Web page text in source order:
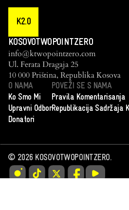
K2.0
KOSOVOTWOPOINTZERO
info@ktwopointzero.com
Ul. Ferata Dragaja 25
10 000 Priština, Republika Kosova
O NAMA
Ko Smo Mi
Upravni Odbor
Donatori
POVEŽI SE S NAMA
Pravila Komentarisanja
Republikacija Sadržaja
© 2026KOSOVOTWOPOINTZERO.